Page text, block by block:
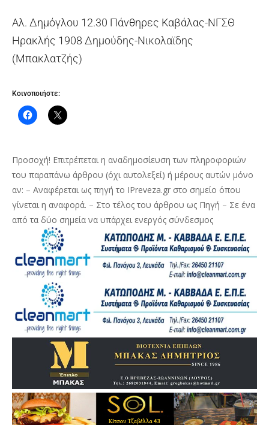
Αλ. Δημόγλου 12.30 Πάνθηρες Καβάλας-ΝΓΣΘ
Ηρακλής 1908 Δημούδης-Νικολαϊδης
(Μπακλατζής)
Κοινοποιήστε:
Προσοχή! Επιτρέπεται η αναδημοσίευση των πληροφοριών
του παραπάνω άρθρου (όχι αυτολεξεί) ή μέρους αυτών μόνο
αν: – Αναφέρεται ως πηγή το IPreveza.gr στο σημείο όπου
γίνεται η αναφορά. – Στο τέλος του άρθρου ως Πηγή – Σε ένα
από τα δύο σημεία να υπάρχει ενεργός σύνδεσμος